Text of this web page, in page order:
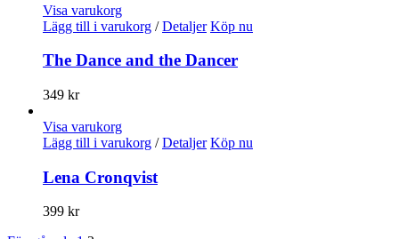
Visa varukorg
Lägg till i varukorg / Detaljer Köp nu
The Dance and the Dancer
349 kr
Visa varukorg
Lägg till i varukorg / Detaljer Köp nu
Lena Cronqvist
399 kr